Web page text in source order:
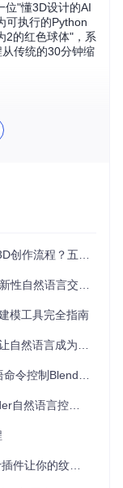
位"懂3D设计的AI
可执行的Python
2的红色球体"，系
传统的30分钟缩
1️⃣ 自然语言解
意图 2️⃣ 代码生
下达指令，而不
、材质设置、光
取）
→ 插件 → 安装
大核心功能深度解析
言交互技术全解析
模工具完全指南
成为建模魔法棒
结合OpenAI的GPT-4
语言控制指南
处理效率翻倍！